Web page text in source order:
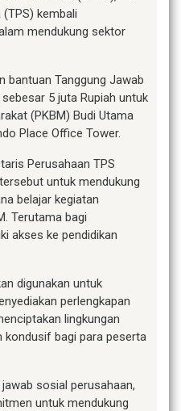
kembali
mendukung sektor
bantuan Tanggung Jawab
5 juta Rupiah untuk
(PKBM) Budi Utama
Place Office Tower.
Perusahaan TPS
untuk mendukung
belajar kegiatan
Terutama bagi
akses ke pendidikan
digunakan untuk
perlengkapan
lingkungan
kondusif bagi para peserta
sosial perusahaan,
untuk mendukung